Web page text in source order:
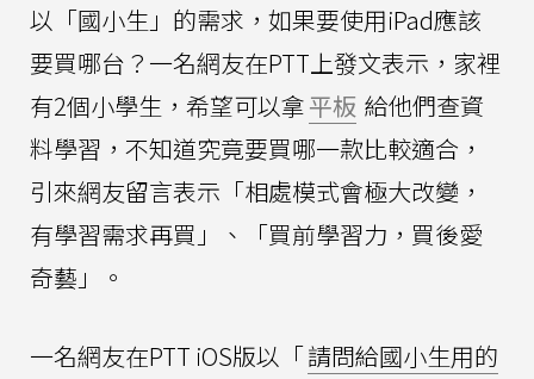
以「國小生」的需求，如果要使用iPad應該
要買哪台？一名網友在PTT上發文表示，家裡
有2個小學生，希望可以拿平板 給他們查資
料學習，不知道究竟要買哪一款比較適合，
引來網友留言表示「相處模式會極大改變，
有學習需求再買」、「買前學習力，買後愛
奇藝」。
一名網友在PTT iOS版以「請問給國小生用的